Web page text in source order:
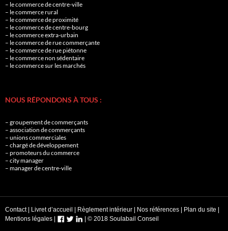
– le commerce de centre-ville
– le commerce rural
– le commerce de proximité
– le commerce de centre-bourg
– le commerce extra-urbain
– le commerce de rue commerçante
– le commerce de rue piétonne
– le commerce non sédentaire
– le commerce sur les marchés
NOUS RÉPONDONS À TOUS :
– groupement de commerçants
– association de commerçants
– unions commerciales
– chargé de développement
– promoteurs du commerce
– city manager
– manager de centre-ville
Contact| Livret d’accueil Règlement intérieur Nos références Plan du site
Mentions légales
© 2018 Soulabail Conseil